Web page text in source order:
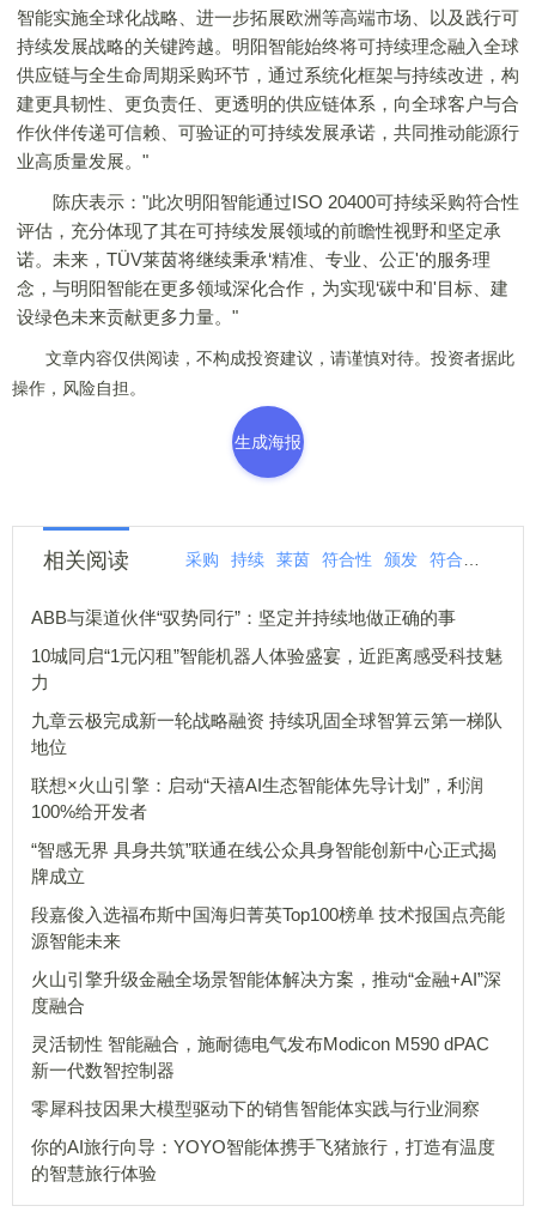
智能实施全球化战略、进一步拓展欧洲等高端市场、以及践行可
持续发展战略的关键跨越。明阳智能始终将可持续理念融入全球
供应链与全生命周期采购环节，通过系统化框架与持续改进，构
建更具韧性、更负责任、更透明的供应链体系，向全球客户与合
作伙伴传递可信赖、可验证的可持续发展承诺，共同推动能源行
业高质量发展。"
陈庆表示："此次明阳智能通过ISO 20400可持续采购符合性
评估，充分体现了其在可持续发展领域的前瞻性视野和坚定承
诺。未来，TÜV莱茵将继续秉承‘精准、专业、公正'的服务理
念，与明阳智能在更多领域深化合作，为实现‘碳中和'目标、建
设绿色未来贡献更多力量。"
文章内容仅供阅读，不构成投资建议，请谨慎对待。投资者据此
操作，风险自担。
生成海报
相关阅读 采购 持续 莱茵 符合性 颁发 符合
ABB与渠道伙伴“驭势同行”：坚定并持续地做正确的事
10城同启“1元闪租”智能机器人体验盛宴，近距离感受科技魅
力
九章云极完成新一轮战略融资 持续巩固全球智算云第一梯队
地位
联想×火山引擎：启动“天禧AI生态智能体先导计划”，利润
100%给开发者
“智感无界 具身共筑”联通在线公众具身智能创新中心正式揭
牌成立
段嘉俊入选福布斯中国海归菁英Top100榜单 技术报国点亮能
源智能未来
火山引擎升级金融全场景智能体解决方案，推动“金融+AI”深
度融合
灵活韧性 智能融合，施耐德电气发布Modicon M590 dPAC
新一代数智控制器
零犀科技因果大模型驱动下的销售智能体实践与行业洞察
你的AI旅行向导：YOYO智能体携手飞猪旅行，打造有温度
的智慧旅行体验